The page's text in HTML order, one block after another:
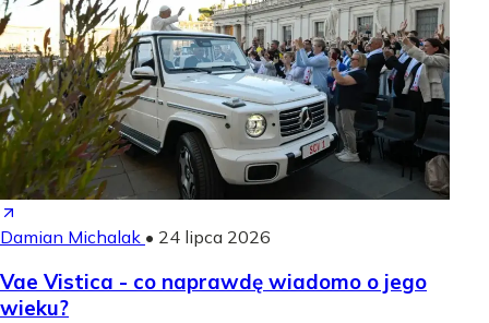
Damian Michalak • 24 lipca 2026
Vae Vistica - co naprawdę wiadomo o jego
wieku?